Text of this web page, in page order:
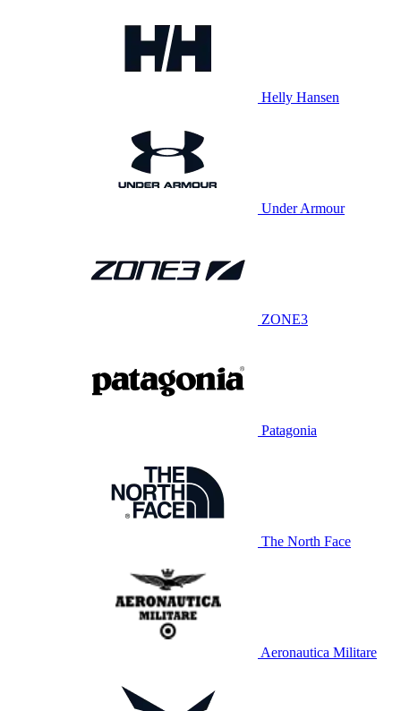
Helly Hansen
Under Armour
ZONE3
Patagonia
The North Face
Aeronautica Militare